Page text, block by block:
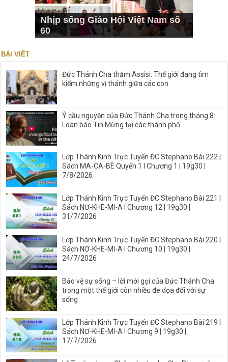
Nhịp sống Giáo Hội Việt Nam số
60
BÀI VIẾT
Đức Thánh Cha thăm Assisi: Thế giới đang tìm
kiếm những vị thánh giữa các con
Ý cầu nguyện của Đức Thánh Cha trong tháng 8:
Loan báo Tin Mừng tại các thành phố
Lớp Thánh Kinh Trực Tuyến ĐC Stephano Bài 222 |
Sách MA-CA-BÊ Quyển 1 I Chương 1 | 19g30 |
7/8/2026
Lớp Thánh Kinh Trực Tuyến ĐC Stephano Bài 221 |
Sách NƠ-KHE-MI-A I Chương 12 | 19g30 |
31/7/2026
Lớp Thánh Kinh Trực Tuyến ĐC Stephano Bài 220 |
Sách NƠ-KHE-MI-A I Chương 10 | 19g30 |
24/7/2026
Bảo vệ sự sống – lời mời gọi của Đức Thánh Cha
trong một thế giới còn nhiều đe dọa đối với sự
sống
Lớp Thánh Kinh Trực Tuyến ĐC Stephano Bài 219 |
Sách NƠ-KHE-MI-A I Chương 9 | 19g30 |
17/7/2026